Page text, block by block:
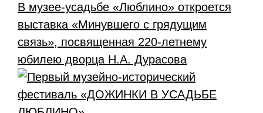
В музее-усадьбе «Люблино» откроется
выставка «Минувшего с грядущим
связь», посвященная 220-летнему
юбилею дворца Н.А. Дурасова